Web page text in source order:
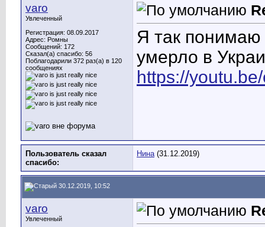
varo
Увлеченный
Регистрация: 08.09.2017
Адрес: Ромны
Сообщений: 172
Сказал(а) спасибо: 56
Поблагодарили 372 раз(а) в 120
сообщениях
Я так понимаю
умерло в
https://
Пользователь сказал
cпасибо:
Нина(31.12.2019)
30.12.2019, 10:52
varo
Увлеченный